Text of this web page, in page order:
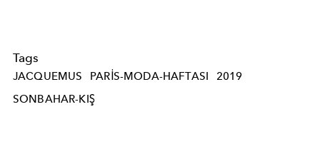
Tags
JACQUEMUS PARIS-MODA-HAFTASI
2019
SONBAHAR-KIŞ